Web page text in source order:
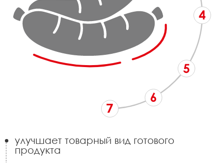
улучшает товарный вид готового
продукта